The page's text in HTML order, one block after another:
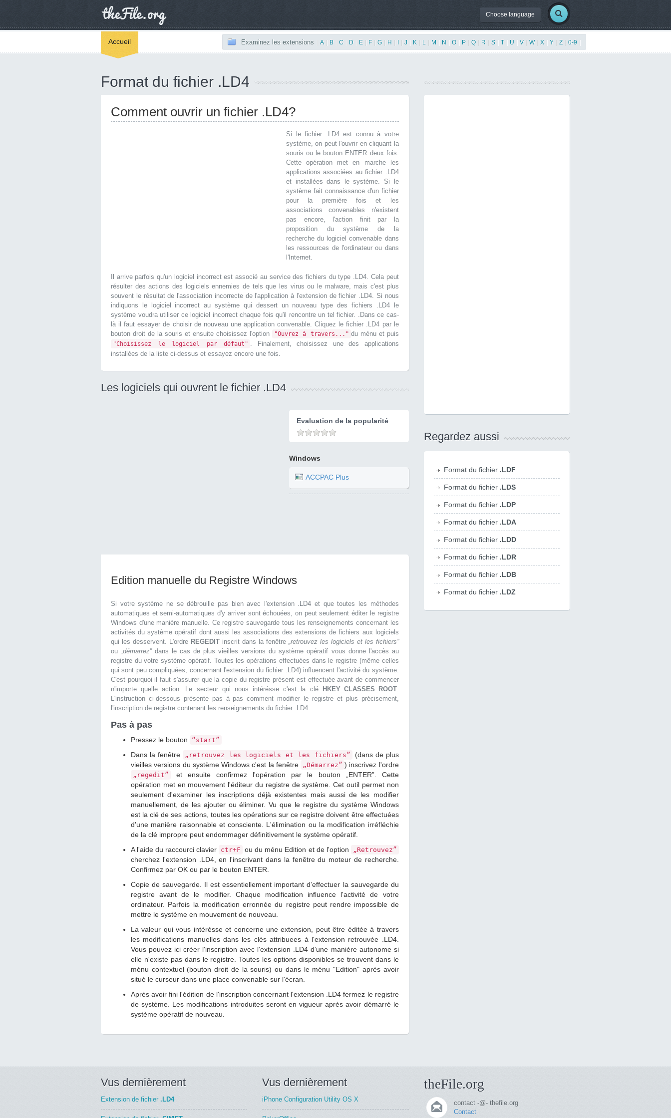
Choose language
Accueil Examinez les extensions A B C D E F G H J K L M N O P Q R S T U V W| X Y Z 0-9
Format du fichier .LD4
Comment ouvrir un fichier .LD4?
Si le fichier .LD4 est connu à votre
système, on peut l'ouvrir en cliquant la
souris ou le bouton ENTER deux fois.
Cette opération met en marche les
applications associées au fichier .LD4
et installées dans le système. Si le
système fait connaissance d'un fichier
pour la première fois et les
associations convenables n'existent
pas encore, l'action finit par la
proposition du système de la
recherche du logiciel convenable dans
les ressources de l'ordinateur ou dans
l'Internet.
Il arrive parfois qu'un logiciel incorrect est associé au service des fichiers du type .LD4. Cela peut
résulter des actions des logiciels ennemies de tels que les virus ou le malware, mais c'est plus
souvent le résultat de l'association incorrecte de l'application à l'extension de fichier .LD4. Si nous
indiquons le logiciel incorrect au système qui dessert un nouveau type des fichiers .LD4 le
système voudra utiliser ce logiciel incorrect chaque fois qu'il rencontre un tel fichier. .Dans ce cas-
là il faut essayer de choisir de nouveau une application convenable. Cliquez le fichier .LD4 par le
bouton droit de la souris et ensuite choisissez l'option
"Ouvrez à travers..." du ménu et puis
"Choisissez le logiciel par défaut" . Finalement, choisissez une des applications
installées de la liste ci-dessus et essayez encore une fois.
Les logiciels qui ouvrent le fichier .LD4
Evaluation de la popularité
Windows
ACCPAC Plus
Edition manuelle du Registre Windows
Si votre système ne se débrouille pas bien avec l'extension .LD4 et que toutes les méthodes
automatiques et semi-automatiques d'y arriver sont échouées, on peut seulement éditer le registre
Windows d'une manière manuelle. Ce registre sauvegarde tous les renseignements concernant les
activités du système opératif dont aussi les associations des extensions de fichiers aux logiciels
qui les desservent. L'ordre REGEDITinscrit dans la fenêtre „retrouvez les logiciels et les fichiers”
ou„démarrez”dans le cas de plus vieilles versions du système opératif vous donne l'accès au
registre du votre système opératif. Toutes les opérations effectuées dans le registre (même celles
qui sont peu compliquées, concernant l'extension du fichier .LD4) influencent l'activité du système.
C'est pourquoi il faut s'assurer que la copie du registre présent est effectuée avant de commencer
n'importe quelle action. Le secteur qui nous intérésse c'est la clé
HKEY_CLASSES_ROOT.
L'instruction ci-dessous présente pas à pas comment modifier le registre et plus précisement,
l'inscription de registre contenant les renseignements du fichier .LD4.
Pas à pas
Pressez le bouton “start”
Dans la fenêtre „retrouvez les logiciels et les fichiers”
(dans de plus
vieilles versions du système Windows c'est la fenêtre
„Démarrez” ) inscrivez l'ordre
„regedit”
et ensuite confirmez l'opération par le bouton „ENTER”. Cette
opération met en mouvement l'éditeur du registre de système. Cet outil permet non
seulement d'examiner les inscriptions déjà existentes mais aussi de les modifier
manuellement, de les ajouter ou éliminer. Vu que le registre du système Windows
est la clé de ses actions, toutes les opérations sur ce registre doivent être effectuées
d'une manière raisonnable et consciente. L'élimination ou la modification irréfléchie
de la clé impropre peut endommager définitivement le système opératif.
A l'aide du raccourci clavier ctr+F ou du ménu Edition et de l'option „Retrouvez”
cherchez l'extension .LD4, en l'inscrivant dans la fenêtre du moteur de recherche.
Confirmez par OK ou par le bouton ENTER.
Copie de sauvegarde. Il est essentiellement important d'effectuer la sauvegarde du
registre avant de le modifier. Chaque modification influence l'activité de votre
ordinateur. Parfois la modification erronnée du registre peut rendre impossible de
mettre le système en mouvement de nouveau.
La valeur qui vous intérésse et concerne une extension, peut être éditée à travers
les modifications manuelles dans les clés attribuees à l'extension retrouvée .LD4.
Vous pouvez ici créer l'inscription avec l'extension .LD4 d'une manière autonome si
elle n'existe pas dans le registre. Toutes les options disponibles se trouvent dans le
ménu contextuel (bouton droit de la souris) ou dans le ménu "Edition" après avoir
situé le curseur dans une place convenable sur l'écran.
Après avoir fini l'édition de l'inscription concernant l'extension .LD4 fermez le registre
de système. Les modifications introduites seront en vigueur après avoir démarré le
système opératif de nouveau.
Regardez aussi
Format du fichier .LDF
Format du fichier .LDS
Format du fichier .LDP
Format du fichier .LDA
Format du fichier .LDD
Format du fichier .LDR
Format du fichier .LDB
Format du fichier .LDZ
Vus dernièrement
Extension de fichier .LD4
Vus dernièrement
iPhone Configuration Utility OS X
theFile.org
contact -@- thefile.org
Contact